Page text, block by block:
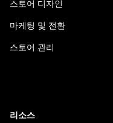
스토어 디자인
마케팅 및 전환
스토어 관리
리소스